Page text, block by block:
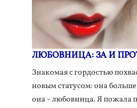
ЛЮБОВНИЦА: ЗА И
Знакомая с гордостью
новым статусом: она
она - любовница. Я пожала